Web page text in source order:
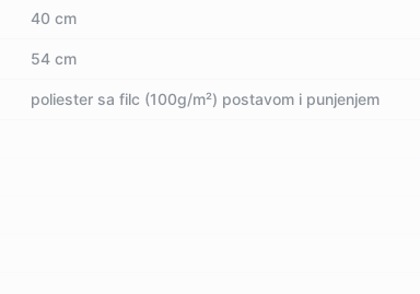
40 cm
54 cm
poliester sa filc (100g/m²) postavom i punjenjem